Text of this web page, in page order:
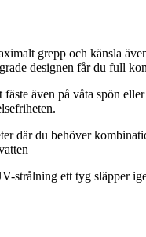
grepp och känsla
designen får du full
även på våta spön
du behöver
ett tyg släpper